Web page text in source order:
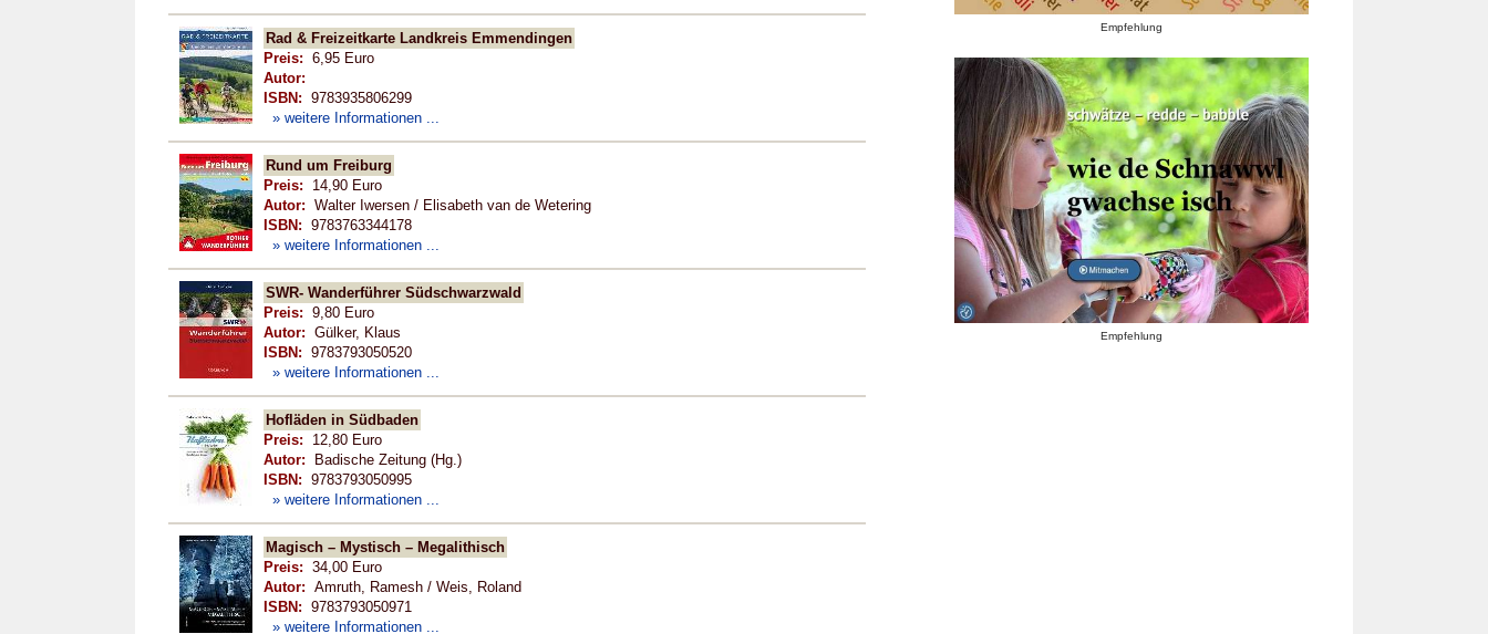
Rad & Freizeitkarte Landkreis Emmendingen
Preis: 6,95 Euro
Autor:
ISBN: 9783935806299
» weitere Informationen ...
Rund um Freiburg
Preis: 14,90 Euro
Autor: Walter Iwersen / Elisabeth van de Wetering
ISBN: 9783763344178
» weitere Informationen ...
SWR- Wanderführer Südschwarzwald
Preis: 9,80 Euro
Autor: Gülker, Klaus
ISBN: 9783793050520
» weitere Informationen ...
Hofläden in Südbaden
Preis: 12,80 Euro
Autor: Badische Zeitung (Hg.)
ISBN: 9783793050995
» weitere Informationen ...
Magisch – Mystisch – Megalithisch
Preis: 34,00 Euro
Autor: Amruth, Ramesh / Weis, Roland
ISBN: 9783793050971
» weitere Informationen ...
Empfehlung
Empfehlung